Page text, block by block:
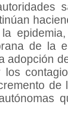
de la
adopción